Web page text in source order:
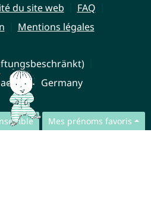
Mes prénoms favoris
du site web
FAQ
Mentions légales
Germany